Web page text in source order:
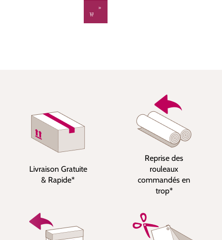
Livraison Gratuite
& Rapide*
Reprise des
rouleaux
commandés en
trop*